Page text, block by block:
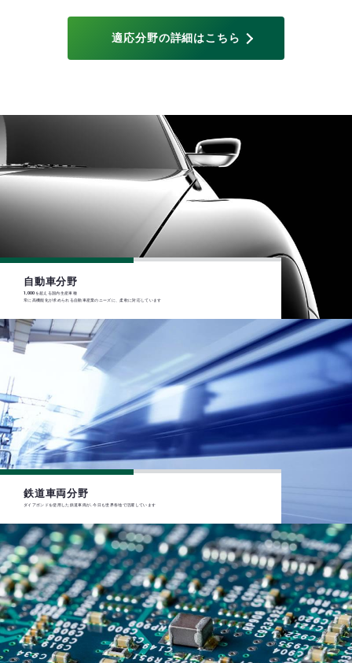
適応分野の詳細はこちら
自動車分野
1,000を超える国内生産車種
常に高機能化が求められる自動車産業のニーズに、柔軟に対応しています
鉄道車両分野
ダイアボンドを使用した鉄道車両が､今日も世界各地で活躍しています